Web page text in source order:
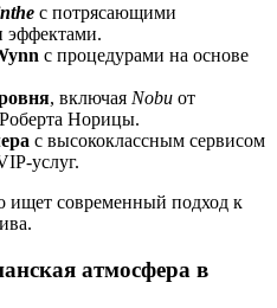
с потрясающими
эффектами.
с процедурами на основе
, включая Nobu от
Норицы.
с высококлассным сервисом
услуг.
ищет современный подход к
атмосфера в